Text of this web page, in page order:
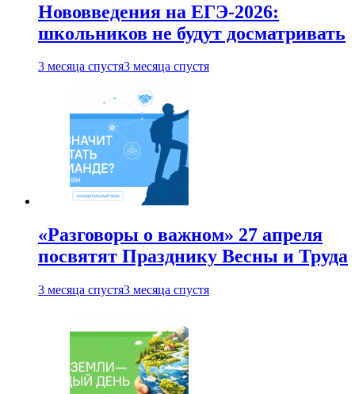
Нововведения на ЕГЭ-2026:
школьников не будут досматривать
3 месяца спустя3 месяца спустя
«Разговоры о важном» 27 апреля
посвятят Празднику Весны и Труда
3 месяца спустя3 месяца спустя